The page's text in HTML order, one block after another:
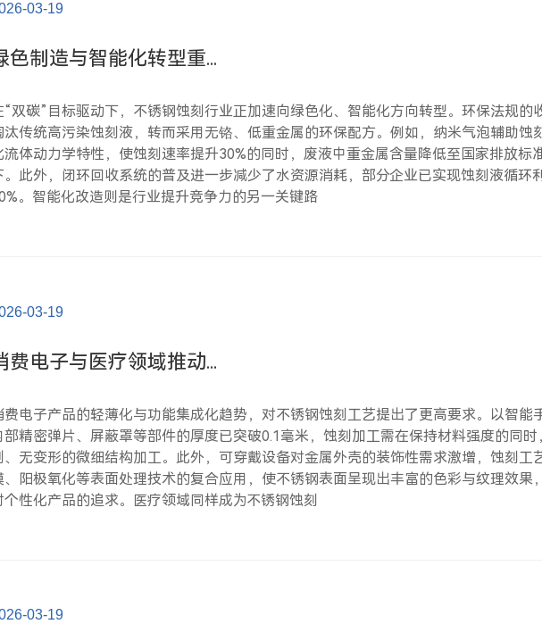
03-19
色制造与智能化转型重...
“双碳”目标驱动下，不锈钢蚀刻行业正加速向绿色化、智能化方向转型。环保法规的
汰传统高污染蚀刻液，转而采用无铬、低重金属的环保配方。例如，纳米气泡辅助蚀
流体动力学特性，使蚀刻速率提升30%的同时，废液中重金属含量降低至国家排放标
。此外，闭环回收系统的普及进一步减少了水资源消耗，部分企业已实现蚀刻液循环
。智能化改造则是行业提升竞争力的另一关键路
03-19
费电子与医疗领域推动...
费电子产品的轻薄化与功能集成化趋势，对不锈钢蚀刻工艺提出了更高要求。以智能
部精密弹片、屏蔽罩等部件的厚度已突破0.1毫米，蚀刻加工需在保持材料强度的同时
、无变形的微细结构加工。此外，可穿戴设备对金属外壳的装饰性需求激增，蚀刻工
、阳极氧化等表面处理技术的复合应用，使不锈钢表面呈现出丰富的色彩与纹理效果
个性化产品的追求。医疗领域同样成为不锈钢蚀刻
03-19